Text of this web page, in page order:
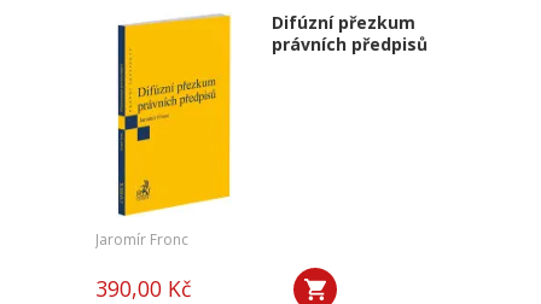
Difúzní přezkum
právních předpisů
Jaromír Fronc
390,00 Kč